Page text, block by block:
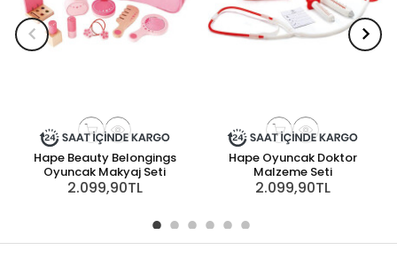
Hape Beauty Belongings
Oyuncak Makyaj Seti
2.099,90TL
Hape Oyuncak Doktor
Malzeme Seti
2.099,90TL